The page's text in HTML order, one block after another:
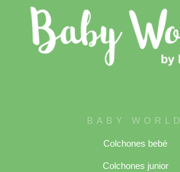
BABY WORLD
Colchones bebé
Colchones junior